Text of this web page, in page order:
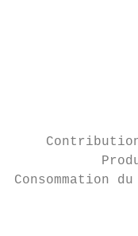
Consommation